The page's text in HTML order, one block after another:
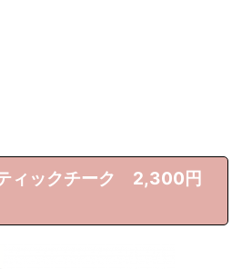
ィックチーク 2,300円